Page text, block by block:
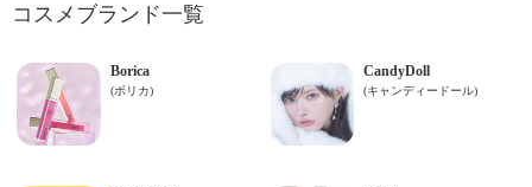
コスメブランド一覧